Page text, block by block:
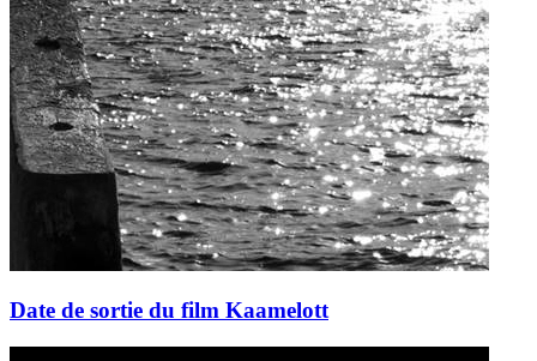
Date de sortie du film Kaamelott